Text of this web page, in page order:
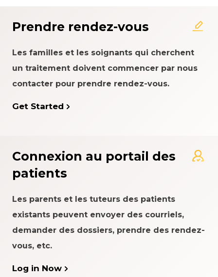
Prendre rendez-vous
Les familles et les soignants qui cherchent
un traitement doivent commencer par nous
contacter pour prendre rendez-vous.
Get Started
Connexion au portail des
patients
Les parents et les tuteurs des patients
existants peuvent envoyer des courriels,
demander des dossiers, prendre des rendez-
vous, etc.
Log in Now